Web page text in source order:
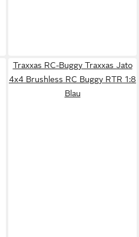
Traxxas RC-Buggy Traxxas Jato
4x4 Brushless RC Buggy RTR 1:8
Blau